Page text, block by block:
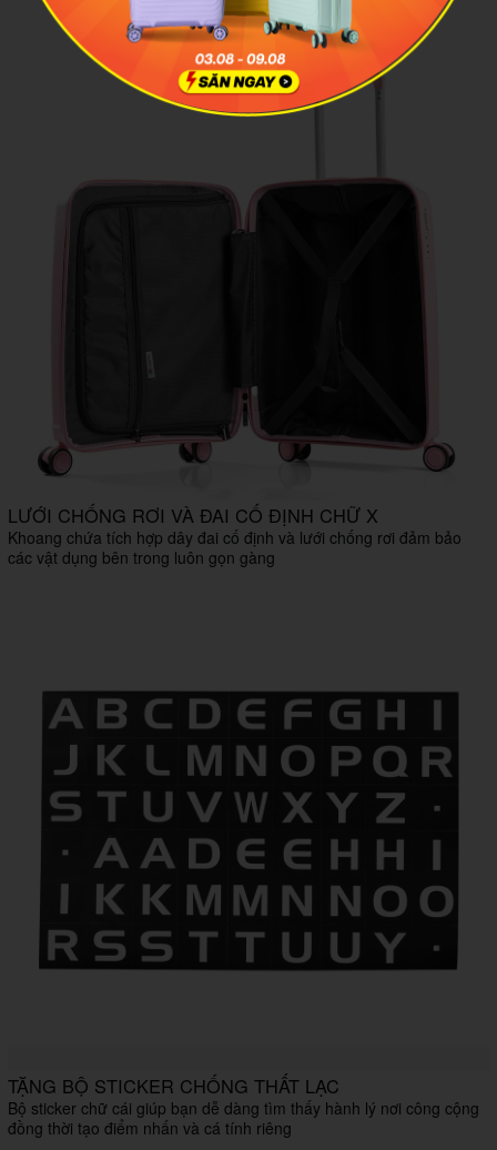
LƯỚI CHỐNG RƠI VÀ ĐAI CỐ ĐỊNH CHỮ X
Khoang chứa tích hợp dây đai cố định và lưới chống rơi đảm bảo
các vật dụng bên trong luôn gọn gàng
TẶNG BỘ STICKER CHỐNG THẤT LẠC
Bộ sticker chữ cái giúp bạn dễ dàng tìm thấy hành lý nơi công cộng
đồng thời tạo điểm nhấn và cá tính riêng